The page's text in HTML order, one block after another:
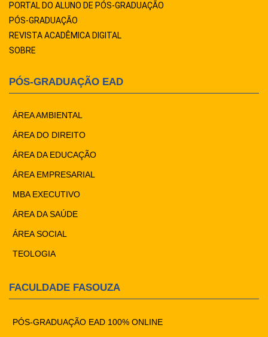
PORTAL DO ALUNO DE PÓS-GRADUAÇÃO
PÓS-GRADUAÇÃO
REVISTA ACADÊMICA DIGITAL
SOBRE
PÓS-GRADUAÇÃO EAD
ÁREA AMBIENTAL
ÁREA DO DIREITO
ÁREA DA EDUCAÇÃO
ÁREA EMPRESARIAL
MBA EXECUTIVO
ÁREA DA SAÚDE
ÁREA SOCIAL
TEOLOGIA
FACULDADE FASOUZA
PÓS-GRADUAÇÃO EAD 100% ONLINE